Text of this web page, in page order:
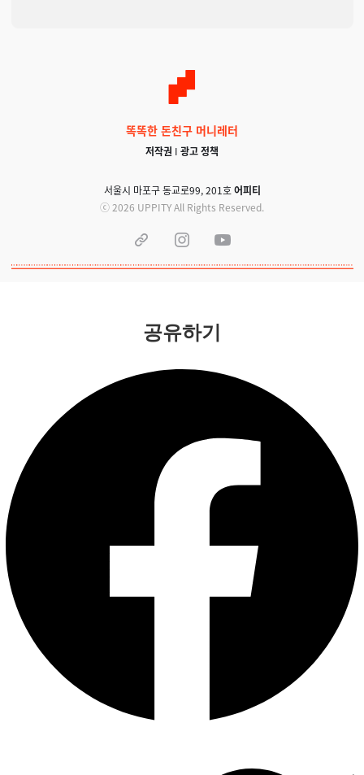
똑똑한 돈친구 머니레터
저작권 I 광고 정책
서울시 마포구 동교로99, 201호 어피티
ⓒ 2026 UPPITY All Rights Reserved.
공유하기